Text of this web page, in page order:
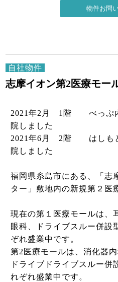
自社物件
志摩イオン第2医療モー
2021年2月 1階 べっ
院しました
2021年6月 2階 はしも
院しました
福岡県糸島市にある、「志
ター」敷地内の新規第２医
現在の第１医療モールは、
眼科、ドライブスルー併設
ぞれ盛業中です。
第2医療モールは、消化器
ドライブドライブスルー併
れぞれ盛業中です。